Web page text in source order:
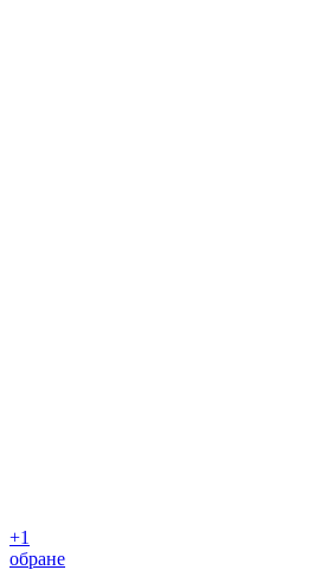
+1
обране